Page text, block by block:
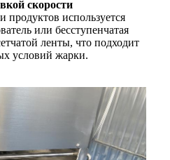
скорости
продуктов используется
или бесступенчатая
​​ленты, что подходит
условий жарки.